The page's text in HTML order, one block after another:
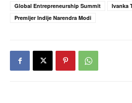
Global Entrepreneurship Summit
Ivanka
Premijer Indije Narendra Modi